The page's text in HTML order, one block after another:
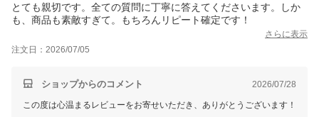
とても親切です。全ての質問に丁寧に答えてくださいます。しか
も、商品も素敵すぎて。もちろんリピート確定です！
さらに表示
注文日：2026/07/05
ショップからのコメント 2026/07/28
この度は心温まるレビューをお寄せいただき、ありがとうございます！